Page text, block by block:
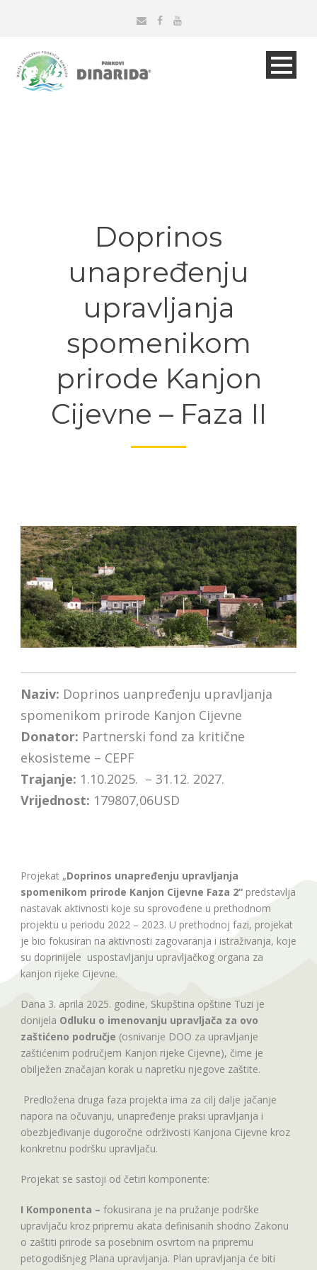
Doprinos
unapređenju
upravljanja
spomenikom
prirode Kanjon
Cijevne – Faza II
Naziv: Doprinos uanpređenju upravljanja
spomenikom prirode Kanjon Cijevne
Donator: Partnerski fond za kritične
ekosisteme – CEPF
Trajanje: 1.10.2025. – 31.12. 2027.
Vrijednost: 179807,06USD
Projekat „Doprinos unapređenju upravljanja
spomenikom prirode Kanjon Cijevne Faza 2“ predstavlja
nastavak aktivnosti koje su sprovođene u prethodnom
projektu u periodu 2022 – 2023. U prethodnoj fazi, projekat
je bio fokusiran na aktivnosti zagovaranja i istraživanja, koje
su doprinijele uspostavljanju upravljačkog organa za
kanjon rijeke Cijevne.
Dana 3. aprila 2025. godine, Skupština opštine Tuzi je
donijela Odluku o imenovanju upravljača za ovo
zaštićeno područje (osnivanje DOO za upravljanje
zaštićenim područjem Kanjon rijeke Cijevne), čime je
obilježen značajan korak u napretku njegove zaštite.
Predložena druga faza projekta ima za cilj dalje jačanje
napora na očuvanju, unapređenje praksi upravljanja i
obezbjeđivanje dugoročne održivosti Kanjona Cijevne kroz
konkretnu podršku upravljaču.
Projekat se sastoji od četiri komponente:
I Komponenta – fokusirana je na pružanje podrške
upravljaču kroz pripremu akata definisanih shodno Zakonu
o zaštiti prirode sa posebnim osvrtom na pripremu
petogodišnjeg Plana upravljanja. Plan upravljanja će biti